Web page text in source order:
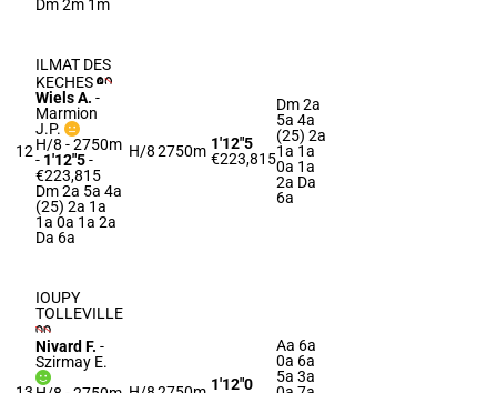
Dm 2m 1m
12
ILMAT DES
KECHES
Wiels A. -
Marmion
J.P.
H/8 - 2750m
- 1'12"5-
€223,815
Dm 2a 5a 4a
(25) 2a 1a
1a 0a 1a 2a
Da 6a
H/82750m 1'12"5
€223,815
Dm 2a
5a 4a
(25) 2a
1a 1a
0a 1a
2a Da
6a
IOUPY
TOLLEVILLE
Nivard F. -
Szirmay E.
1'12"0
Aa 6a
0a 6a
5a 3a